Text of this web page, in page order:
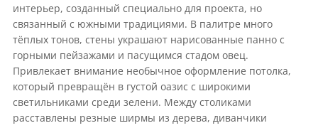
интерьер, созданный специально для проекта, но
связанный с южными традициями. В палитре много
тёплых тонов, стены украшают нарисованные панно с
горными пейзажами и пасущимся стадом овец.
Привлекает внимание необычное оформление потолка,
который превращён в густой оазис с широкими
светильниками среди зелени. Между столиками
расставлены резные ширмы из дерева, диванчики